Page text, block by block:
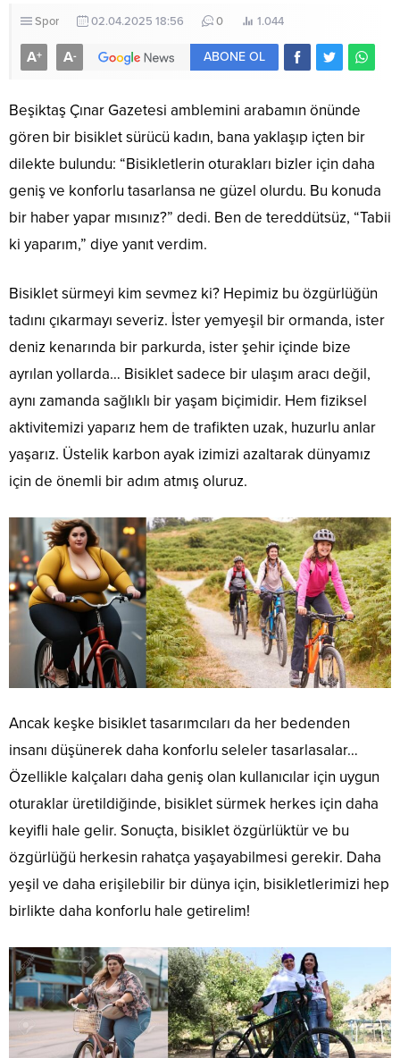
Spor 02.04.2025 18:56 0 1.044
A+ A- ABONE OL
Beşiktaş Çınar Gazetesi amblemini arabamın önünde
gören bir bisiklet sürücü kadın, bana yaklaşıp içten bir
dilekte bulundu: “Bisikletlerin oturakları bizler için daha
geniş ve konforlu tasarlansa ne güzel olurdu. Bu konuda
bir haber yapar mısınız?” dedi. Ben de tereddütsüz, “Tabii
ki yaparım,” diye yanıt verdim.
Bisiklet sürmeyi kim sevmez ki? Hepimiz bu özgürlüğün
tadını çıkarmayı severiz. İster yemyeşil bir ormanda, ister
deniz kenarında bir parkurda, ister şehir içinde bize
ayrılan yollarda… Bisiklet sadece bir ulaşım aracı değil,
aynı zamanda sağlıklı bir yaşam biçimidir. Hem fiziksel
aktivitemizi yaparız hem de trafikten uzak, huzurlu anlar
yaşarız. Üstelik karbon ayak izimizi azaltarak dünyamız
için de önemli bir adım atmış oluruz.
Ancak keşke bisiklet tasarımcıları da her bedenden
insanı düşünerek daha konforlu seleler tasarlasalar…
Özellikle kalçaları daha geniş olan kullanıcılar için uygun
oturaklar üretildiğinde, bisiklet sürmek herkes için daha
keyifli hale gelir. Sonuçta, bisiklet özgürlüktür ve bu
özgürlüğü herkesin rahatça yaşayabilmesi gerekir. Daha
yeşil ve daha erişilebilir bir dünya için, bisikletlerimizi hep
birlikte daha konforlu hale getirelim!